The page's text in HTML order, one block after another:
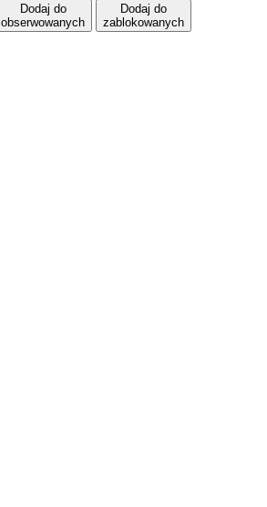
Dodaj do
obserwowanych
Dodaj do
zablokowanych